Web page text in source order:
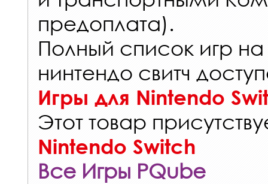
предоплата).
Полный список игр
нинтендо свитч
Игры для Nintendo
Этот товар
Nintendo Switch
Все Игры PQube